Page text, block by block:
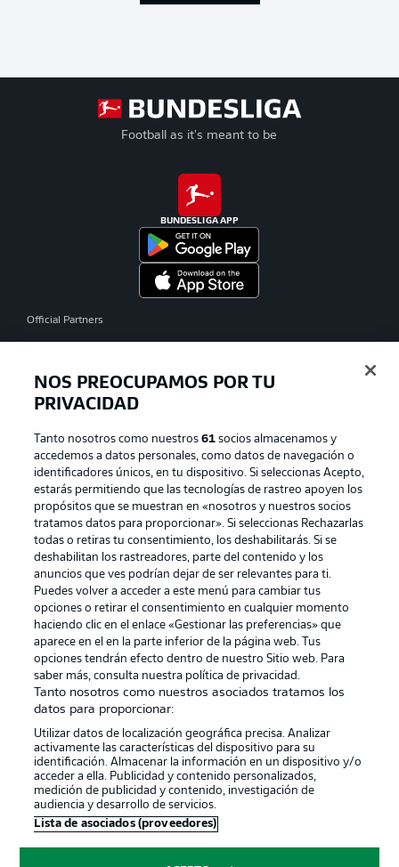
Football as it's meant to be
BUNDESLIGA APP
Official Partners
Publicidad Aviso legal
Gestionar las preferencias Declaracion de privacidad
Canales Trabajos
Jugadores Condiciones de uso
Sello Editorial Contacto
© 2026 Bundesliga-Gruppe GmbH
Elegir idioma
NOS PREOCUPAMOS POR TU
PRIVACIDAD
Tanto nosotros como nuestros61 socios almacenamos y
accedemos a datos personales, como datos de navegación o
identificadores únicos, en tu dispositivo. Si seleccionas Acepto,
estarás permitiendo que las tecnologías de rastreo apoyen los
propósitos que se muestran en «nosotros y nuestros socios
tratamos datos para proporcionar». Si seleccionas Rechazarlas
todas o retiras tu consentimiento, los deshabilitarás. Si se
deshabilitan los rastreadores, parte del contenido y los
anuncios que ves podrían dejar de ser relevantes para ti.
Puedes volver a acceder a este menú para cambiar tus
opciones o retirar el consentimiento en cualquier momento
haciendo clic en el enlace «Gestionar las preferencias» que
aparece en el en la parte inferior de la página web. Tus
opciones tendrán efecto dentro de nuestro Sitio web. Para
saber más, consulta nuestra política de privacidad.
Tanto nosotros como nuestros asociados tratamos los
datos para proporcionar:
Utilizar datos de localización geográfica precisa. Analizar
activamente las características del dispositivo para su
identificación. Almacenar la información en un dispositivo y/o
acceder a ella. Publicidad y contenido personalizados,
medición de publicidad y contenido, investigación de
audiencia y desarrollo de servicios.
Lista de asociados (proveedores)